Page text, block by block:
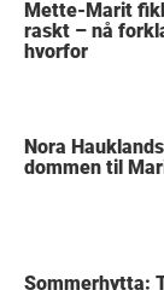
Mette-Marit
raskt – nå
hvorfor
Nora
dommen til
Sommerhytta: